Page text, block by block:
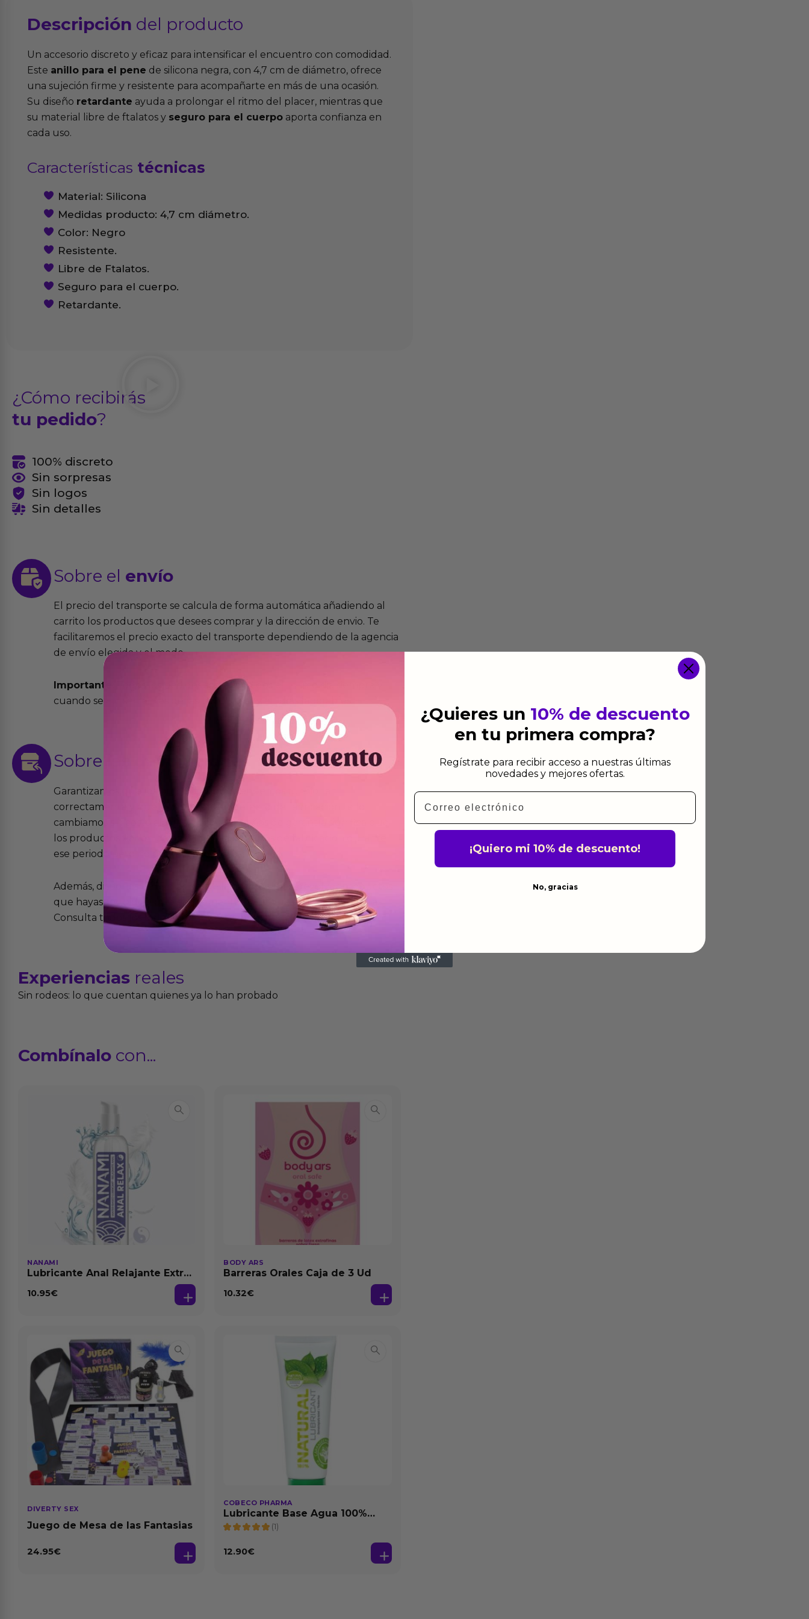
Descripción del producto
Un accesorio discreto y eficaz para intensificar el encuentro con comodidad.
Este anillo para el pene de silicona negra, con 4,7 cm de diámetro, ofrece
una sujeción firme y resistente para acompañarte en más de una ocasión.
Su diseño retardante ayuda a prolongar el ritmo del placer, mientras que
su material libre de ftalatos y seguro para el cuerpo aporta confianza en
cada uso.
Características técnicas
Material: Silicona
Medidas producto: 4,7 cm diámetro.
Color: Negro
Resistente.
Libre de Ftalatos.
Seguro para el cuerpo.
Retardante.
¿Cómo recibirás
tu pedido?
100% discreto
Sin sorpresas
Sin logos
Sin detalles
Sobre el envío
El precio del transporte se calcula de forma automática añadiendo al
carrito los productos que desees comprar y la dirección de envio. Te
facilitaremos el precio exacto del transporte dependiendo de la agencia
de envío elegida y el modo.
Importante:
Todos los pedidos son expedidos el mismo dia siempre y
cuando se cursen antes de las 13:00 horas y en días laborables.
Sobre las devoluciones
Garantizamos que los productos que vendemos funcionan
correctamente y que si tienen algún defecto de fabricación te lo
cambiamos sin costo alguno. La ley de 2 años de garantía significa que
los productos tienen garantía contra defectos de fabricación durante
ese periodo pero no por mal uso o uso indebido.
Además, dispones de 15 días desde la entrega para devolver productos
que hayas recibido y que simplemente no te gusten o no los quieras.
Consulta todos los detalles en nuestra política de devoluciones.
Experiencias reales
Sin rodeos: lo que cuentan quienes ya lo han probado
Combínalo con...
NANAMI
Lubricante Anal Relajante Extra
10.95€
BODY ARS
Barreras Orales Caja de 3 Ud
10.32€
DIVERTY SEX
Juego de Mesa de las Fantasias
24.95€
COBECO PHARMA
Lubricante Base Agua 100%
Natural 125 ml
(1)
12.90€
¿Quieres un 10% de descuento
en tu primera compra?
Regístrate para recibir acceso a nuestras últimas
novedades y mejores ofertas.
Email
¡Quiero mi 10% de descuento!
No, gracias